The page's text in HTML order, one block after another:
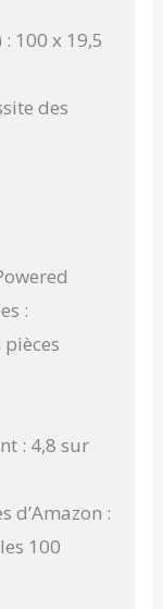
100 x 19,5
des
:
: 4,8 sur
d’Amazon :
100